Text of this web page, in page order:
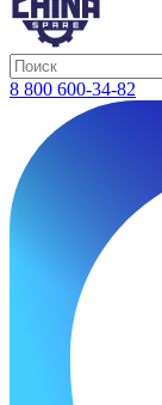
8 800 600-34-82